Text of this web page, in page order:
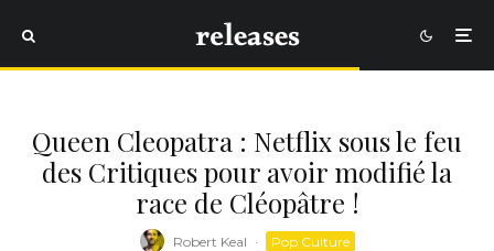
Queen Cleopatra : Netflix sous le feu
des Critiques pour avoir modifié la
race de Cléopâtre !
Robert Keal · Pop Culture